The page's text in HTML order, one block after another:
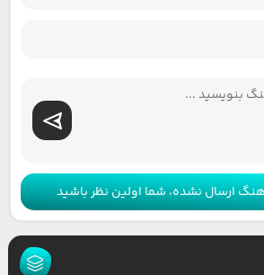
ارسال نشده، شما اولین نظر باشید